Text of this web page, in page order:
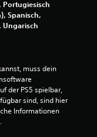
Portugiesisch
Spanisch,
Ungarisch
muss dein
der PS5 spielbar,
sind, sind hier
Informationen